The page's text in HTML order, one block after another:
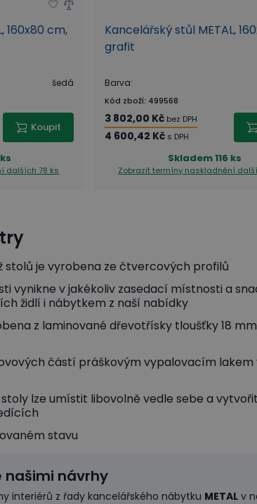
160x80 cm,
šedá
Koupit
dalších 78 ks
Kancelářský stůl METAL,
grafit
Barva:
Kód zboží: 499568
3 802,00 Kč bez DPH
4 600,42 Kč s DPH
Skladem116 ks
Zobrazit termíny naskladnění
stolů je vyrobena ze čtvercových profilů
vynikne v jakékoliv zasedací místnosti a
židlí i nábytkem z naší nabídky
z laminované dřevotřísky tloušťky 18
částí práškovým vypalovacím
lze umístit libovolně vedle sebe a
stavu
našimi návrhy
interiérů z řady kancelářského nábytku METAL v